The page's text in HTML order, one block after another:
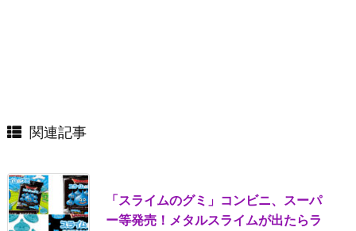
関連記事
「スライムのグミ」コンビニ、スーパ
ー等発売！メタルスライムが出たらラ